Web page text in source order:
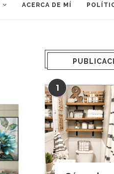
ACERCA DE MÍ
1